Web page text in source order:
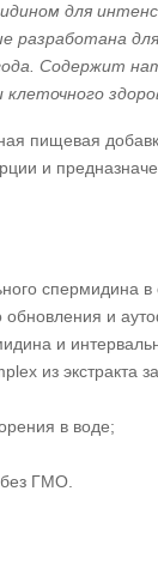
для
разработана
Содержит
пищевая
и
спермидина
обновления и
и
из экстракта
в воде;
ГМО.